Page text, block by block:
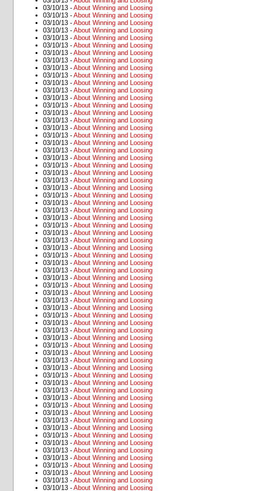
03/10/13 - About Winning and Loosing
03/10/13 - About Winning and Loosing
03/10/13 - About Winning and Loosing
03/10/13 - About Winning and Loosing
03/10/13 - About Winning and Loosing
03/10/13 - About Winning and Loosing
03/10/13 - About Winning and Loosing
03/10/13 - About Winning and Loosing
03/10/13 - About Winning and Loosing
03/10/13 - About Winning and Loosing
03/10/13 - About Winning and Loosing
03/10/13 - About Winning and Loosing
03/10/13 - About Winning and Loosing
03/10/13 - About Winning and Loosing
03/10/13 - About Winning and Loosing
03/10/13 - About Winning and Loosing
03/10/13 - About Winning and Loosing
03/10/13 - About Winning and Loosing
03/10/13 - About Winning and Loosing
03/10/13 - About Winning and Loosing
03/10/13 - About Winning and Loosing
03/10/13 - About Winning and Loosing
03/10/13 - About Winning and Loosing
03/10/13 - About Winning and Loosing
03/10/13 - About Winning and Loosing
03/10/13 - About Winning and Loosing
03/10/13 - About Winning and Loosing
03/10/13 - About Winning and Loosing
03/10/13 - About Winning and Loosing
03/10/13 - About Winning and Loosing
03/10/13 - About Winning and Loosing
03/10/13 - About Winning and Loosing
03/10/13 - About Winning and Loosing
03/10/13 - About Winning and Loosing
03/10/13 - About Winning and Loosing
03/10/13 - About Winning and Loosing
03/10/13 - About Winning and Loosing
03/10/13 - About Winning and Loosing
03/10/13 - About Winning and Loosing
03/10/13 - About Winning and Loosing
03/10/13 - About Winning and Loosing
03/10/13 - About Winning and Loosing
03/10/13 - About Winning and Loosing
03/10/13 - About Winning and Loosing
03/10/13 - About Winning and Loosing
03/10/13 - About Winning and Loosing
03/10/13 - About Winning and Loosing
03/10/13 - About Winning and Loosing
03/10/13 - About Winning and Loosing
03/10/13 - About Winning and Loosing
03/10/13 - About Winning and Loosing
03/10/13 - About Winning and Loosing
03/10/13 - About Winning and Loosing
03/10/13 - About Winning and Loosing
03/10/13 - About Winning and Loosing
03/10/13 - About Winning and Loosing
03/10/13 - About Winning and Loosing
03/10/13 - About Winning and Loosing
03/10/13 - About Winning and Loosing
03/10/13 - About Winning and Loosing
03/10/13 - About Winning and Loosing
03/10/13 - About Winning and Loosing
03/10/13 - About Winning and Loosing
03/10/13 - About Winning and Loosing
03/10/13 - About Winning and Loosing